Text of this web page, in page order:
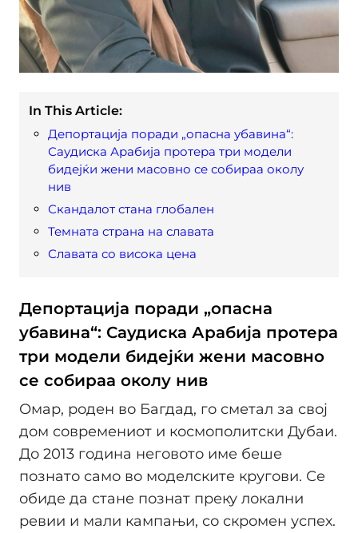
In This Article:
Депортација поради „опасна убавина“:
Саудиска Арабија протера три модели
бидејќи жени масовно се собираа околу
нив
Скандалот стана глобален
Темната страна на славата
Славата со висока цена
Депортација поради „опасна
убавина“: Саудиска Арабија протера
три модели бидејќи жени масовно
се собираа околу нив
Омар, роден во Багдад, го сметал за свој
дом современиот и космополитски Дубаи.
До 2013 година неговото име беше
познато само во моделските кругови. Се
обиде да стане познат преку локални
ревии и мали кампањи, со скромен успех.